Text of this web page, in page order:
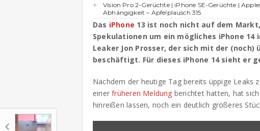
Vision Pro 2-Gerüchte | iPhone SE-Gerüchte |
Abhängigkeit – Apfelplausch 315
Das iPhone 13 ist noch nicht auf dem
Spekulationen um ein mögliches iPhone
Leaker Jon Prosser, der sich mit der (noch)
beschäftigt. Für dieses iPhone 14 sieht er
Nachdem der heutige Tag bereits üppige Leaks
einerfrüheren Meldung berichtet hatten, hat
hinreißen lassen, noch ein deutlich größeres